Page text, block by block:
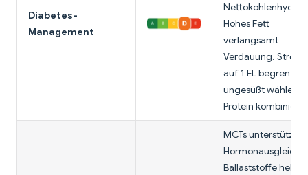
Diabetes-
Management
Hohes Fett
verlangsamt
Verdauung. Streng
auf 1 EL begrenzen,
ungesüßt wählen,
Protein
MCTs unterstützen
Hormonausgleich;
Ballaststoffe helfen